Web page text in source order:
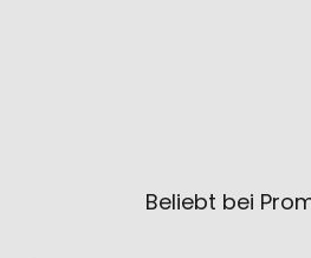
Beliebt bei